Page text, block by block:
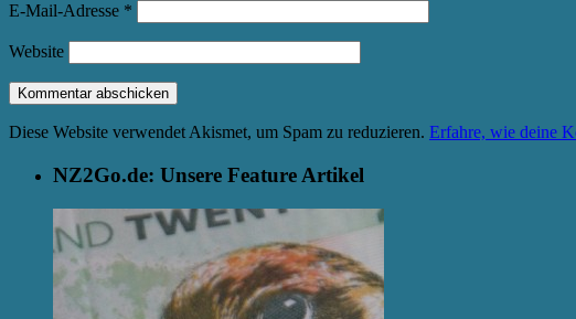
E-Mail-Adresse *
Website
Diese Website verwendet Akismet, um Spam zu reduzieren. Erfahre, wie deine
NZ2Go.de: Unsere Feature Artikel